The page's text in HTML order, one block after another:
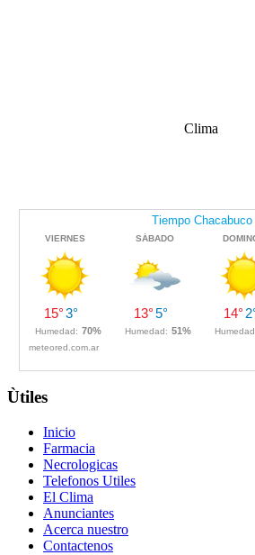
Clima
Ùtiles
Inicio
Farmacia
Necrologicas
Telefonos Utiles
El Clima
Anunciantes
Acerca nuestro
Contactenos